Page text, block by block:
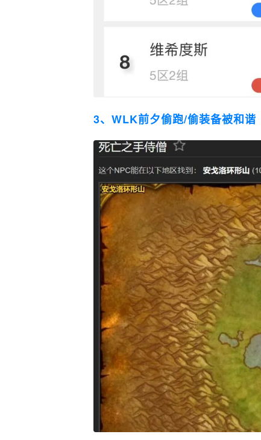
3、WLK前夕偷跑/偷装备被和谐